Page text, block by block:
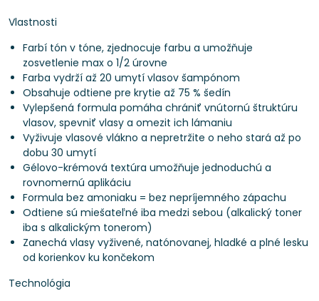
Vlastnosti
Farbí tón v tóne, zjednocuje farbu a umožňuje
zosvetlenie max o 1/2 úrovne
Farba vydrží až 20 umytí vlasov šampónom
Obsahuje odtiene pre krytie až 75 % šedín
Vylepšená formula pomáha chrániť vnútornú štruktúru
vlasov, spevniť vlasy a omezit ich lámaniu
Vyživuje vlasové vlákno a nepretržite o neho stará až po
dobu 30 umytí
Gélovo-krémová textúra umožňuje jednoduchú a
rovnomernú aplikáciu
Formula bez amoniaku = bez nepríjemného zápachu
Odtiene sú miešateľné iba medzi sebou (alkalický toner
iba s alkalickým tonerom)
Zanechá vlasy vyživené, natónovanej, hladké a plné lesku
od korienkov ku končekom
Technológia